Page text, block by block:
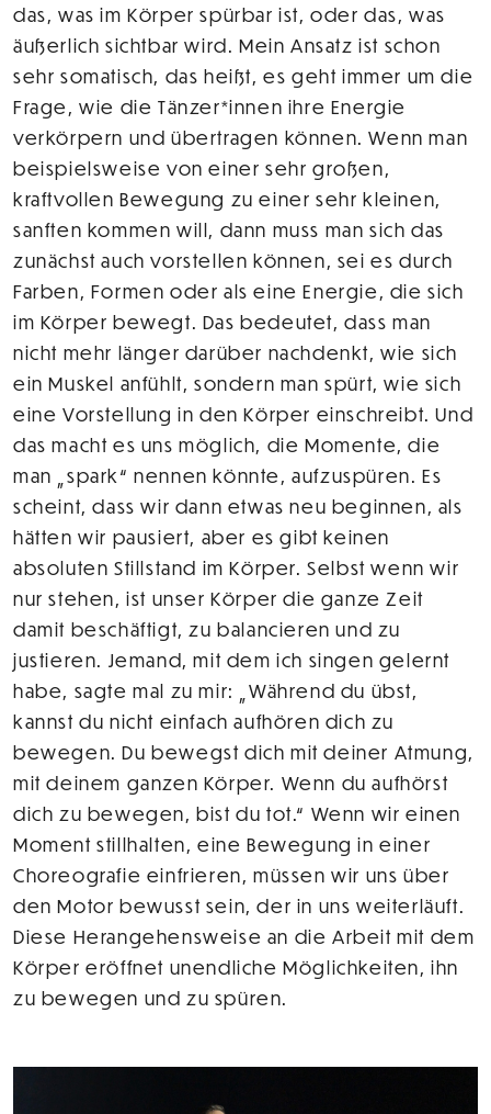
das, was im Körper spürbar ist, oder das, was
äußerlich sichtbar wird. Mein Ansatz ist schon
sehr somatisch, das heißt, es geht immer um die
Frage, wie die Tänzer*innen ihre Energie
verkörpern und übertragen können. Wenn man
beispielsweise von einer sehr großen,
kraftvollen Bewegung zu einer sehr kleinen,
sanften kommen will, dann muss man sich das
zunächst auch vorstellen können, sei es durch
Farben, Formen oder als eine Energie, die sich
im Körper bewegt. Das bedeutet, dass man
nicht mehr länger darüber nachdenkt, wie sich
ein Muskel anfühlt, sondern man spürt, wie sich
eine Vorstellung in den Körper einschreibt. Und
das macht es uns möglich, die Momente, die
man „spark“ nennen könnte, aufzuspüren. Es
scheint, dass wir dann etwas neu beginnen, als
hätten wir pausiert, aber es gibt keinen
absoluten Stillstand im Körper. Selbst wenn wir
nur stehen, ist unser Körper die ganze Zeit
damit beschäftigt, zu balancieren und zu
justieren. Jemand, mit dem ich singen gelernt
habe, sagte mal zu mir: „Während du übst,
kannst du nicht einfach aufhören dich zu
bewegen. Du bewegst dich mit deiner Atmung,
mit deinem ganzen Körper. Wenn du aufhörst
dich zu bewegen, bist du tot.“ Wenn wir einen
Moment stillhalten, eine Bewegung in einer
Choreografie einfrieren, müssen wir uns über
den Motor bewusst sein, der in uns weiterläuft.
Diese Herangehensweise an die Arbeit mit dem
Körper eröffnet unendliche Möglichkeiten, ihn
zu bewegen und zu spüren.